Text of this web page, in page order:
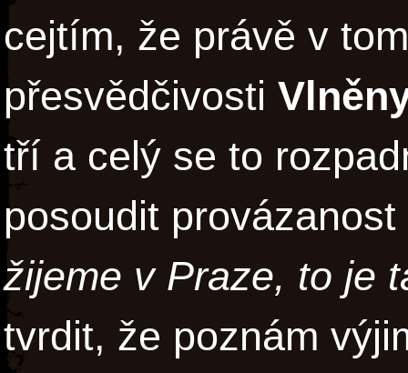
cejtím, že právě v
přesvědčivosti
tří a celý se to
posoudit
žijeme v Praze, to je
tvrdit, že poznám